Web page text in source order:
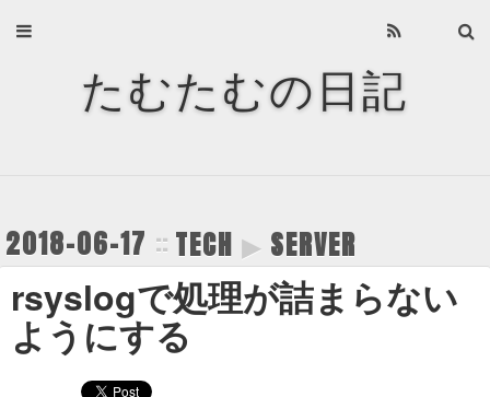
たむたむの日記
2018-06-17 TECH ▶ SERVER
rsyslogで処理が詰まらない
ようにする
Home
About
Recents
Categories